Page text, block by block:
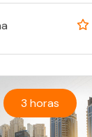
3 horas